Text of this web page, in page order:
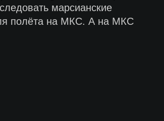
марсианские
полёта на МКС. А на МКС